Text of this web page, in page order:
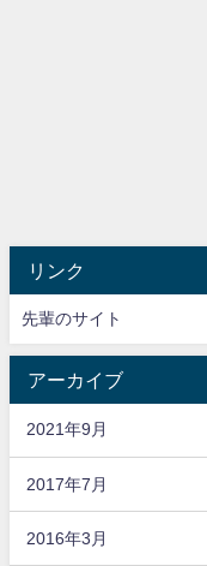
リンク
先輩のサイト
アーカイブ
2021年9月
2017年7月
2016年3月